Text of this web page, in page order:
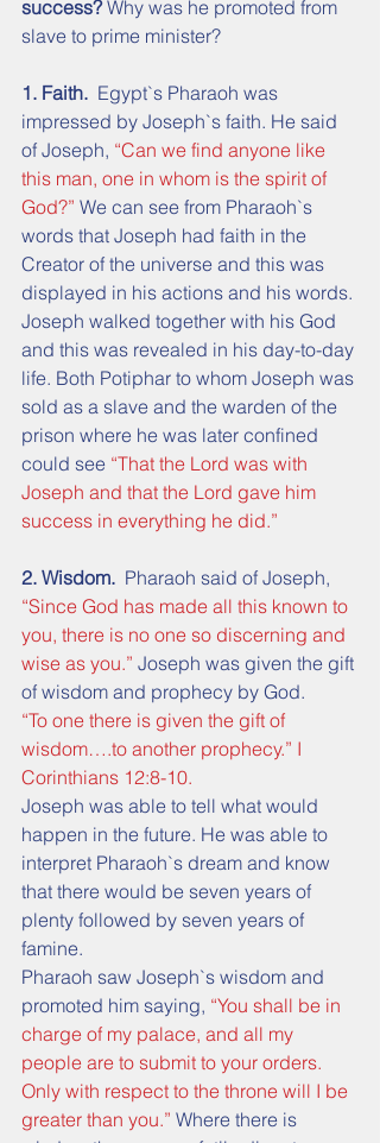
success? Why was he promoted from
slave to prime minister?
1. Faith.
  Egypt`s Pharaoh was
impressed by Joseph`s faith. He said
of Joseph, “Can we find anyone like
this man, one in whom is the spirit of
God?” We can see from Pharaoh`s
words that Joseph had faith in the
Creator of the universe and this was
displayed in his actions and his words.
Joseph walked together with his God
and this was revealed in his day-to-day
life. Both Potiphar to whom Joseph was
sold as a slave and the warden of the
prison where he was later confined
could see “That the Lord was with
Joseph and that the Lord gave him
success in everything he did.”
2. Wisdom.
  Pharaoh said of Joseph,
“Since God has made all this known to
you, there is no one so discerning and
wise as you.” Joseph was given the gift
of wisdom and prophecy by God.
“To one there is given the gift of
wisdom….to another prophecy.” I
Corinthians 12:8-10.
Joseph was able to tell what would
happen in the future. He was able to
interpret Pharaoh`s dream and know
that there would be seven years of
plenty followed by seven years of
famine.
Pharaoh saw Joseph`s wisdom and
promoted him saying, “You shall be in
charge of my palace, and all my
people are to submit to your orders.
Only with respect to the throne will I be
greater than you.” Where there is